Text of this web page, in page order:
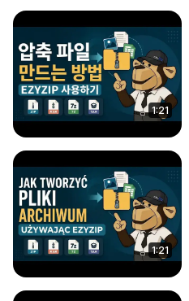
1:21
1:21